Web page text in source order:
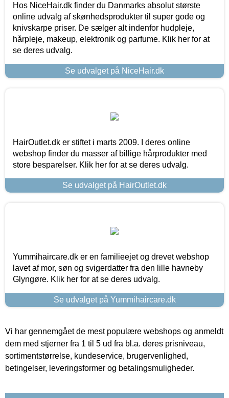
Hos NiceHair.dk finder du Danmarks absolut største
online udvalg af skønhedsprodukter til super gode og
knivskarpe priser. De sælger alt indenfor hudpleje,
hårpleje, makeup, elektronik og parfume. Klik her for at
se deres udvalg.
Se udvalget på NiceHair.dk
HairOutlet.dk er stiftet i marts 2009. I deres online
webshop finder du masser af billige hårprodukter med
store besparelser. Klik her for at se deres udvalg.
Se udvalget på HairOutlet.dk
Yummihaircare.dk er en familieejet og drevet webshop
lavet af mor, søn og svigerdatter fra den lille havneby
Glyngøre. Klik her for at se deres udvalg.
Se udvalget på Yummihaircare.dk
Vi har gennemgået de mest populære webshops og anmeldt
dem med stjerner fra 1 til 5 ud fra bl.a. deres prisniveau,
sortimentstørrelse, kundeservice, brugervenlighed,
betingelser, leveringsformer og betalingsmuligheder.